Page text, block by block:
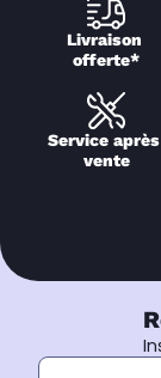
Livraison
offerte*
Service après
vente